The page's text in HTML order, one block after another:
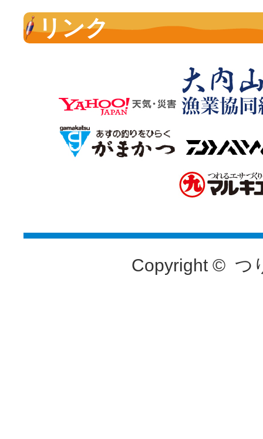
リンク
Copyright © つ